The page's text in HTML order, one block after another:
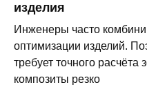
изделия
Инженеры часто
оптимизации изделий.
требует точного
композиты резко